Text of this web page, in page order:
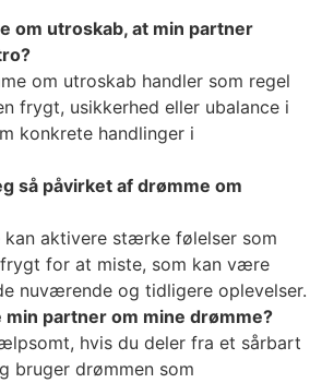
om utroskab, at min partner
om utroskab handler som regel
frygt, usikkerhed eller ubalance i
konkrete handlinger i
så påvirket af drømme om
kan aktivere stærke følelser som
for at miste, som kan være
nuværende og tidligere oplevelser.
partner om mine drømme?
hvis du deler fra et sårbart
bruger drømmen som